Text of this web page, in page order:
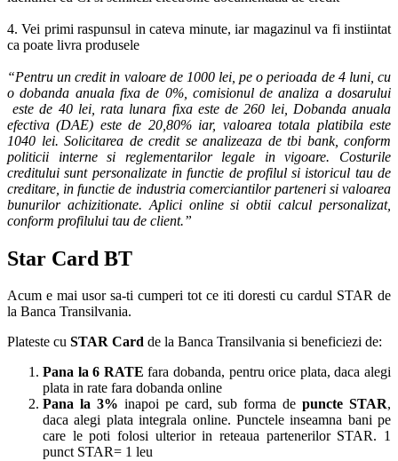
4. Vei primi raspunsul in cateva minute, iar magazinul va fi instiintat
ca poate livra produsele
“Pentru un credit in valoare de 1000 lei, pe o perioada de 4 luni, cu
o dobanda anuala fixa de 0%, comisionul de analiza a dosarului
este de 40 lei, rata lunara fixa este de 260 lei, Dobanda anuala
efectiva (DAE) este de 20,80% iar, valoarea totala platibila este
1040 lei. Solicitarea de credit se analizeaza de tbi bank, conform
politicii interne si reglementarilor legale in vigoare. Costurile
creditului sunt personalizate in functie de profilul si istoricul tau de
creditare, in functie de industria comerciantilor parteneri si valoarea
bunurilor achizitionate. Aplici online si obtii calcul personalizat,
conform profilului tau de client.”
Star Card BT
Acum e mai usor sa-ti cumperi tot ce iti doresti cu cardul STAR de
la Banca Transilvania.
Plateste cu STAR Card de la Banca Transilvania si beneficiezi de:
Pana la 6 RATE fara dobanda, pentru orice plata, daca alegi
plata in rate fara dobanda online
Pana la 3% inapoi pe card, sub forma depuncte STAR,
daca alegi plata integrala online. Punctele inseamna bani pe
care le poti folosi ulterior in reteaua partenerilor STAR. 1
punct STAR= 1 leu